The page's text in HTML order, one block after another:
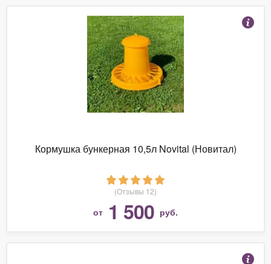
Кормушка бункерная 10,5л Novital (Новитал)
(Отзывы 12)
от 1 500 руб.